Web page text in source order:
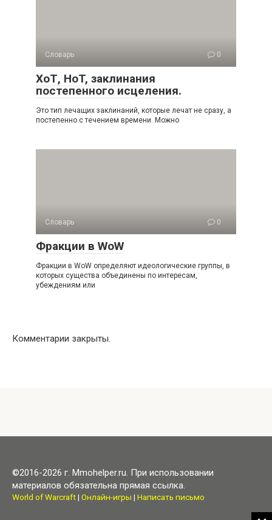
Словарь 0
ХоТ, HoT, заклинания
постепенного исцеления.
Это тип лечащих заклинаний, которые лечат не сразу, а
постепенно с течением времени. Можно
Словарь 0
Фракции в WoW
Фракции в WoW определяют идеологические группы, в
которых существа объединены по интересам,
убеждениям или
Комментарии закрыты.
©2016-2026 г. Mmohelper.ru. При использовании
материалов обязательна прямая ссылка.
World of Warcraft| Онлайн-игры | Написать письмо